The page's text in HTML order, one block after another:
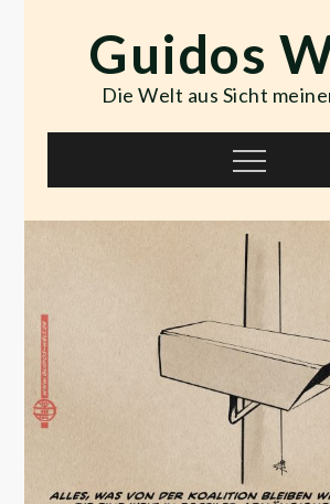
contentGuidos
Die Welt aus Sicht
Menu